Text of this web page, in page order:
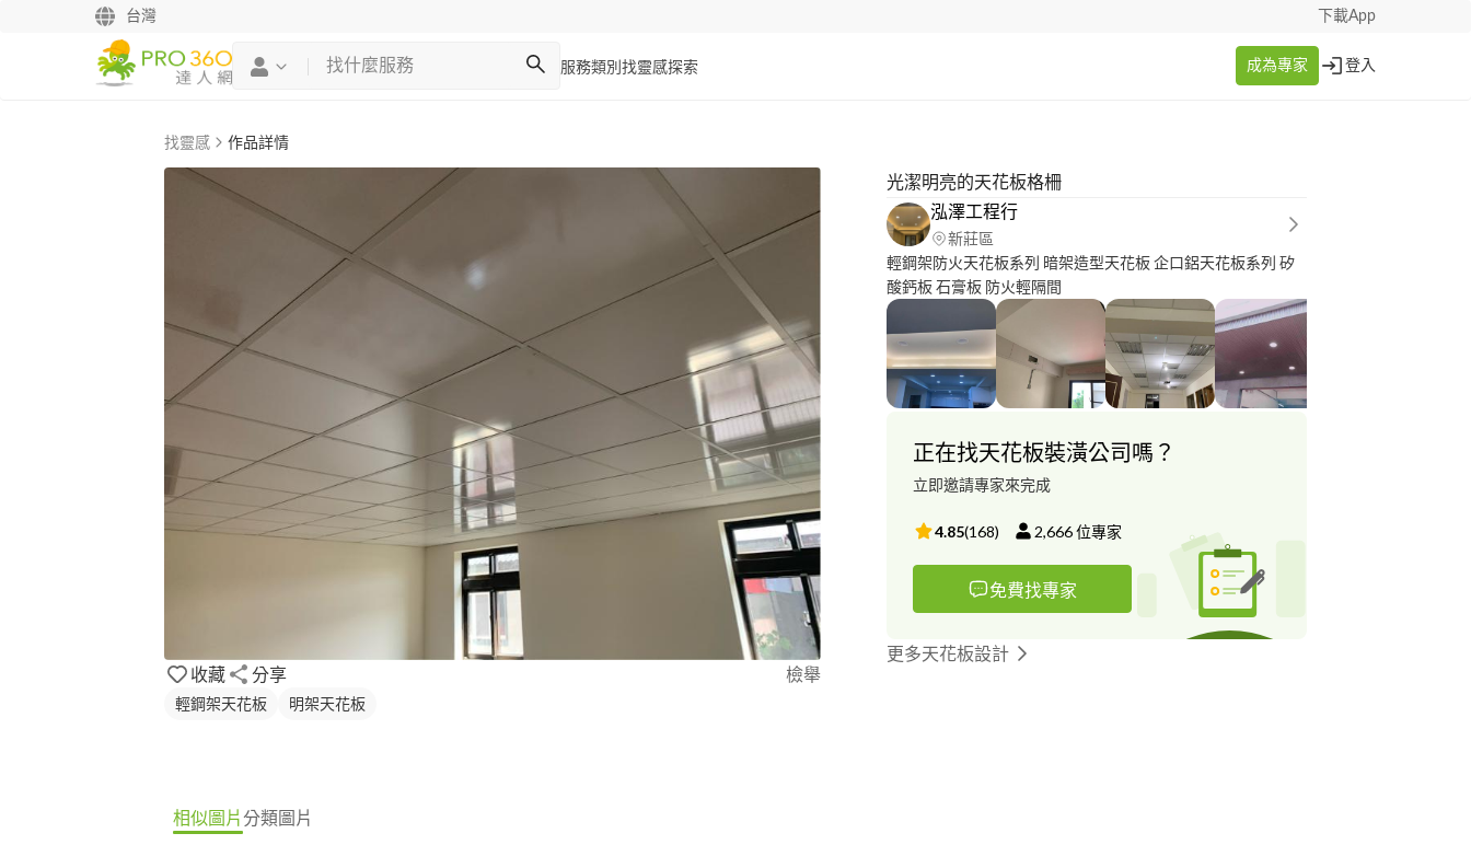
台灣 下載App
服務類別 找靈感探索 成為專家 登入
找靈感 作品詳情
收藏 分享 檢舉
輕鋼架天花板 明架天花板
光潔明亮的天花板格柵
泓澤工程行
新莊區
輕鋼架防火天花板系列 暗架造型天花板 企口鋁天花板系列 矽
酸鈣板 石膏板 防火輕隔間
正在找天花板裝潢公司嗎？
立即邀請專家來完成
4.85(168) 2,666位專家
免費找專家
更多天花板設計
相似圖片分類圖片